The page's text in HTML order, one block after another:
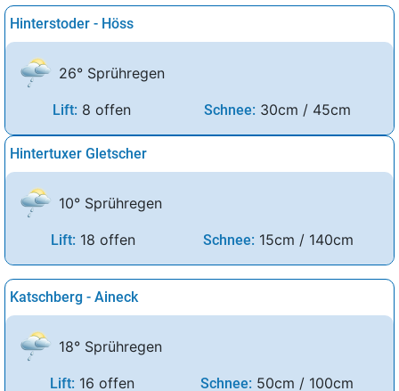
Hinterstoder - Höss
26° Sprühregen
Lift: 8 offen Schnee: 30cm / 45cm
Hintertuxer Gletscher
10° Sprühregen
Lift: 18 offen Schnee: 15cm / 140cm
Katschberg - Aineck
18° Sprühregen
Lift: 16 offen Schnee: 50cm / 100cm